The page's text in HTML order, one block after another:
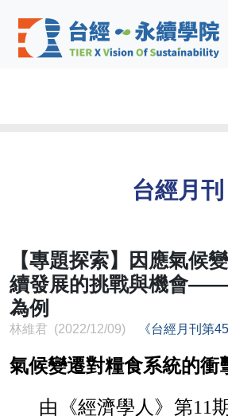
台經月刊
【專題探索】因應氣候
續發展的挑戰與機會
為例
​​​​​​​林維君 (2022/12/09) 《台經月刊第
氣候變遷對糧食系統的衝
由《經濟學人》第11